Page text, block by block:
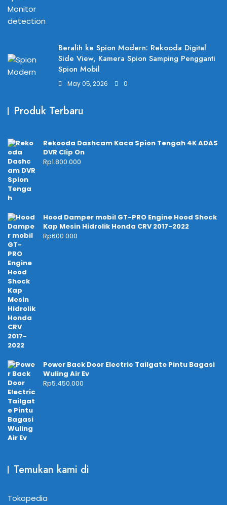
Beralih ke Spion Modern: Rekooda Digital
Side View, Kamera Spion Samping Pengganti
Spion Mobil
May 05, 2026 0
Produk Terbaru
Rekooda Dashcam Kaca Spion Tengah 4K ADAS
DVR Clip On
Rp1.800.000
Hood Damper mobil GT-PRO Engine Hood Shock
Kap Mesin Hidrolik Honda CRV 2017-2022
Rp600.000
Power Back Door Electric Tailgate Pintu Bagasi
Wuling Air Ev
Rp5.450.000
Temukan kami di
Tokopedia